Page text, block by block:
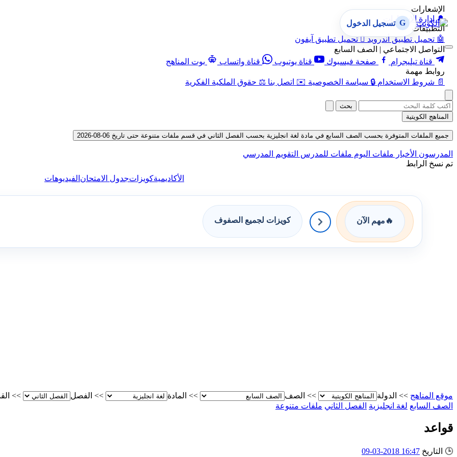
الإشعارات
🔔 إدارة الإشعارات
التطبيقات
🤖 تحميل تطبيق أندرويد  تحميل تطبيق آيفون
التواصل الاجتماعي | الصف السابع
قناة تيليجرام
صفحة فيسبوك قناة يوتيوب قناة واتساب
بوت المناهج
روابط مهمة
📄 شروط الاستخدام 🔒 سياسة الخصوصية ✉️ اتصل بنا ⚖️ حقوق الملكية الفكرية
G تسجيل الدخول
بحث
المناهج الكويتية
جميع الملفات المتوفرة بحسب الصف السابع في مادة لغة انجليزية بحسب الفصل الثاني في قسم ملفات متنوعة حتى تاريخ 06-08-2026
المدرسون الأخبار ملفات اليوم ملفات للمدرس التقويم المدرسي
تم نسخ الرابط
الأكاديميةكويزاتجدول الامتحان الفيديوهات
🔥 مهم الآن كويزات لجميع الصفوف
موقع المناهج >> الدولة >> الصف >> المادة >> الفصل >>
الصف السابع لغة انجليزية الفصل الثاني ملفات متنوعة
قواعد
🕒 التاريخ 16:47 2018-03-09